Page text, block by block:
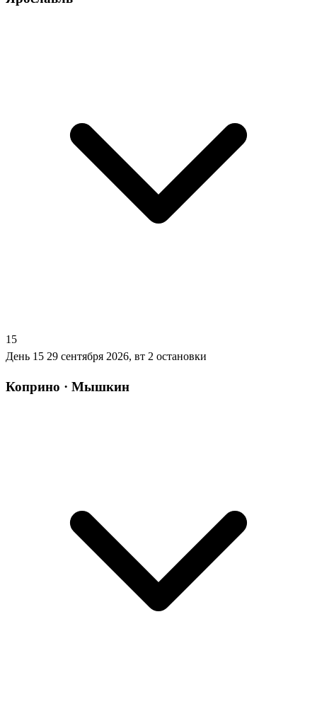
15
День 15 29 сентября 2026, вт 2 остановки
Коприно · Мышкин